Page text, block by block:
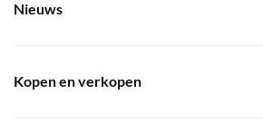
Nieuws
Kopen en verkopen